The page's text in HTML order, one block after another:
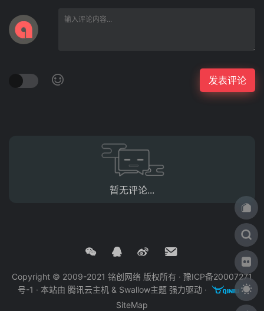
暂无评论...
Copyright © 2009-2021 铭创网络 版权所有 · 豫ICP备20007271
号-1 · 本站由 腾讯云主机 & Swallow主题 强力驱动 ·
·
SiteMap